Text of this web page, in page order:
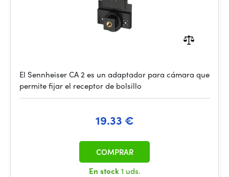
El Sennheiser CA 2 es un adaptador para cámara que
permite fijar el receptor de bolsillo
19.33 €
En stock1 uds.
COMPRAR